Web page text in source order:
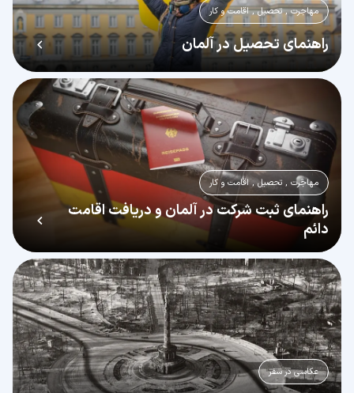
مهاجرت , تحصیل , اقامت و کار
راهنمای تحصیل در آلمان
مهاجرت , تحصیل , اقامت و کار
راهنمای ثبت شرکت در آلمان و دریافت اقامت
دائم
عکاسی در سفر